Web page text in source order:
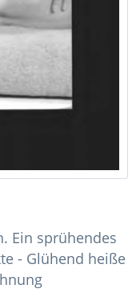
Ein sprühendes
- Glühend heiße